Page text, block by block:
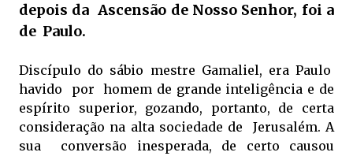
depois da Ascensão de Nosso Senhor, foi a
de Paulo.
Discípulo do sábio mestre Gamaliel, era Paulo
havido por homem de grande inteligência e de
espírito superior, gozando, portanto, de certa
consideração na alta sociedade de Jerusalém. A
sua conversão inesperada, de certo causou